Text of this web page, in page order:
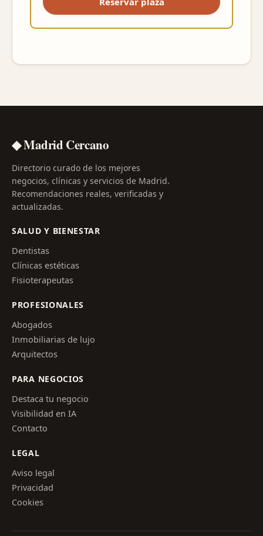
◆ Madrid Cercano
Directorio curado de los mejores
negocios, clínicas y servicios de Madrid.
Recomendaciones reales, verificadas y
actualizadas.
SALUD Y BIENESTAR
Dentistas
Clínicas estéticas
Fisioterapeutas
PROFESIONALES
Abogados
Inmobiliarias de lujo
Arquitectos
PARA NEGOCIOS
Destaca tu negocio
Visibilidad en IA
Contacto
LEGAL
Aviso legal
Privacidad
Cookies